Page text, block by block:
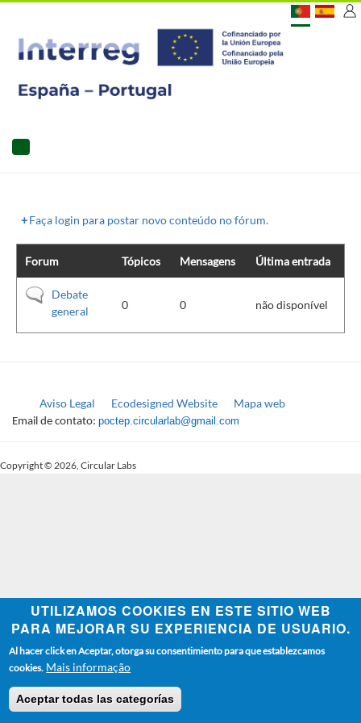
conteúdo
MAIN
Faça login para postar novo conteúdo no fórum.
Forum Tópicos Mensagens Última entrada
Não
existem
Debate
general
0 0 não disponível
FOOTER
CARDÁPIO
Aviso Legal Ecodesigned Website Mapa web
Email de contato: poctep.circularlab@gmail.com
Copyright © 2026, Circular Labs
UTILIZAMOS COOKIES EN ESTE SITIO WEB
PARA MEJORAR SU EXPERIENCIA DE USUARIO.
Al hacer click en Aceptar, otorga su consentimiento para que establezcamos
cookies. Mais informação
Aceptar todas las categorías